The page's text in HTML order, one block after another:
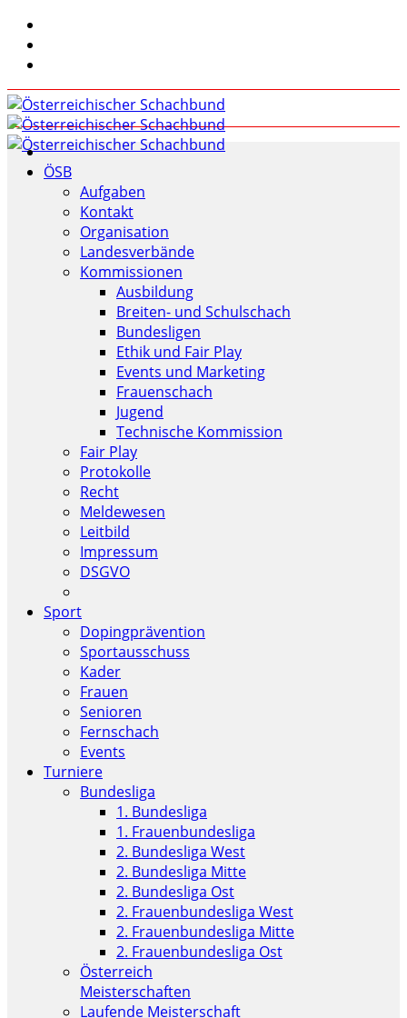
ÖSB
Aufgaben
Kontakt
Organisation
Landesverbände
Kommissionen
Ausbildung
Breiten- und Schulschach
Bundesligen
Ethik und Fair Play
Events und Marketing
Frauenschach
Jugend
Technische Kommission
Fair Play
Protokolle
Recht
Meldewesen
Leitbild
Impressum
DSGVO
Sport
Dopingprävention
Sportausschuss
Kader
Frauen
Senioren
Fernschach
Events
Turniere
Bundesliga
1. Bundesliga
1. Frauenbundesliga
2. Bundesliga West
2. Bundesliga Mitte
2. Bundesliga Ost
2. Frauenbundesliga West
2. Frauenbundesliga Mitte
2. Frauenbundesliga Ost
Österreich
Meisterschaften
Laufende Meisterschaft